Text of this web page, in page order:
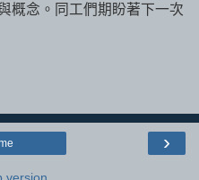
概念。 同工們期盼著下一次
›
version